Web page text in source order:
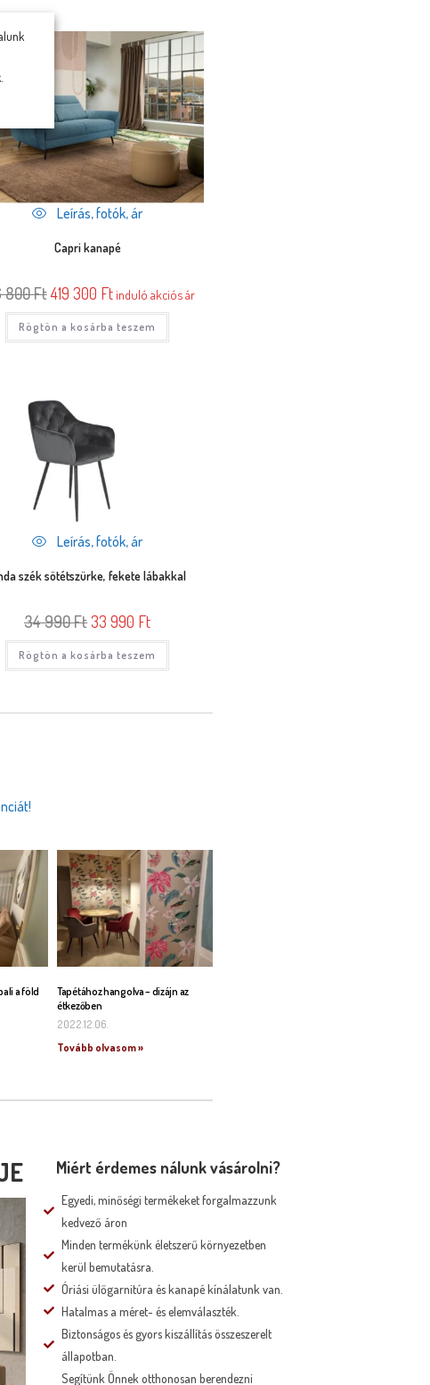
Leírás, fotók, ár
Capri kanapé
800Ft419 300 Ftinduló akciós ár
Rögtön a kosárba teszem
Leírás, fotók, ár
szék sötétszürke, fekete lábakkal
34 990Ft 33 990 Ft
Rögtön a kosárba teszem
a föld
Tapétához hangolva – dizájn az
étkezőben
2022.12.06.
Tovább olvasom »
Miért érdemes nálunk vásárolni?
Egyedi, minőségi termékeket forgalmazzunk
kedvező áron
Minden termékünk életszerű környezetben
kerül bemutatásra.
Óriási ülőgarnitúra és kanapé kínálatunk van.
Hatalmas a méret- és elemválaszték.
Biztonságos és gyors kiszállítás összeszerelt
állapotban.
Segítünk Önnek otthonosan berendezni